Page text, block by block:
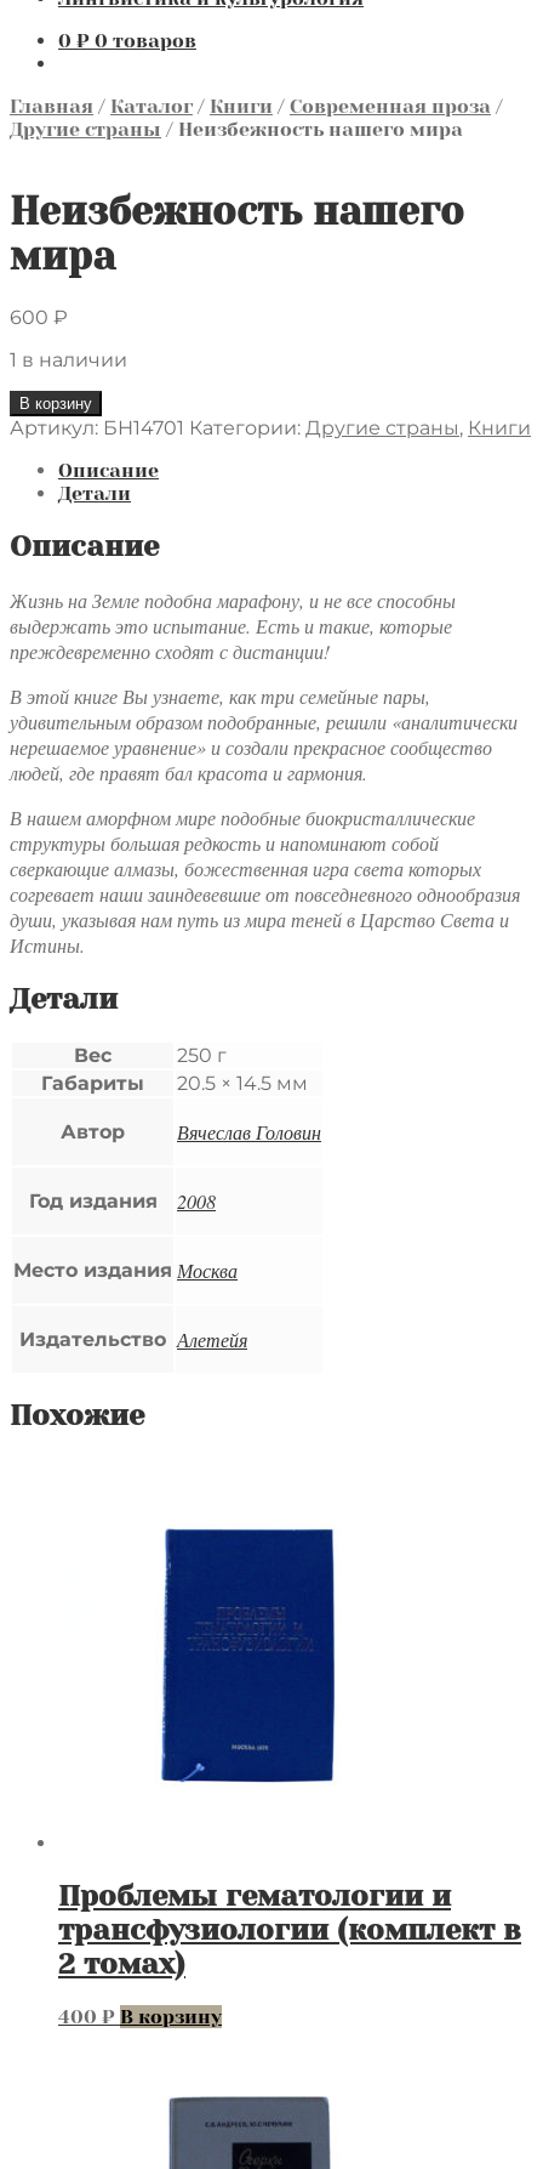
0 ₽ 0 товаров
Главная / Каталог / Книги / Современная проза /
Другие страны / Неизбежность нашего мира
Неизбежность нашего
мира
600 ₽
1 в наличии
Количество
товара
нашего
мира
В корзину
Артикул: БН14701 Категории: Другие страны, Книги
Описание
Детали
Описание
Жизнь на Земле подобна марафону, и не все способны
выдержать это испытание. Есть и такие, которые
преждевременно сходят с дистанции!
В этой книге Вы узнаете, как три семейные пары,
удивительным образом подобранные, решили «аналитически
нерешаемое уравнение» и создали прекрасное сообщество
людей, где правят бал красота и гармония.
В нашем аморфном мире подобные биокристаллические
структуры большая редкость и напоминают собой
сверкающие алмазы, божественная игра света которых
согревает наши заиндевевшие от повседневного однообразия
души, указывая нам путь из мира теней в Царство Света и
Истины.
Детали
Вес
250 г
Габариты
20.5 × 14.5 мм
Автор Вячеслав Головин
Год издания 2008
Место издания Москва
Издательство Алетейя
Похожие
Проблемы гематологии и
трансфузиологии (комплект в
2 томах)
400 ₽ В корзину